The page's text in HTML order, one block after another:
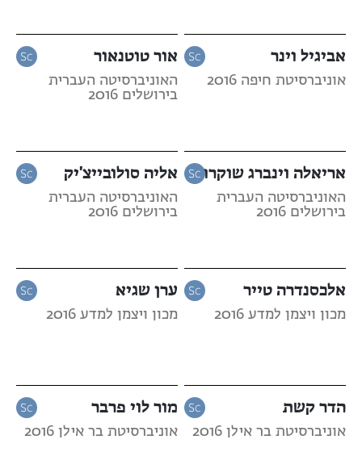
אביגיל וינר
אוניברסיטת חיפה 2016
אור טוטנאור
האוניברסיטה העברית
בירושלים 2016
אריאלה וינברג שוקרון
האוניברסיטה העברית
בירושלים 2016
אליה סולובייצ'יק
האוניברסיטה העברית
בירושלים 2016
אלכסנדרה טייר
מכון ויצמן למדע 2016
ערן שגיא
מכון ויצמן למדע 2016
הדר קשת
אוניברסיטת בר אילן 2016
מור לוי פרבר
אוניברסיטת בר אילן 2016